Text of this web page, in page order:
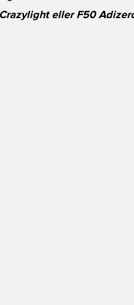
eller F50